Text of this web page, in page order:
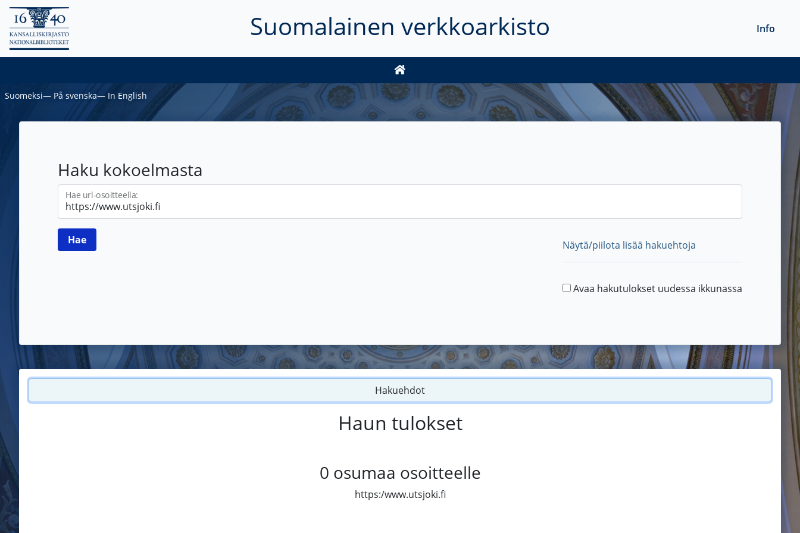
Suomalainen verkkoarkisto Info
Suomeksi― På svenska― In English
Haku kokoelmasta
Hae url-osoitteella:
Näytä/piilota lisää hakuehtoja
Avaa hakutulokset uudessa ikkunassa
Hakuehdot
Haun tulokset
0 osumaa osoitteelle
https:/www.utsjoki.fi